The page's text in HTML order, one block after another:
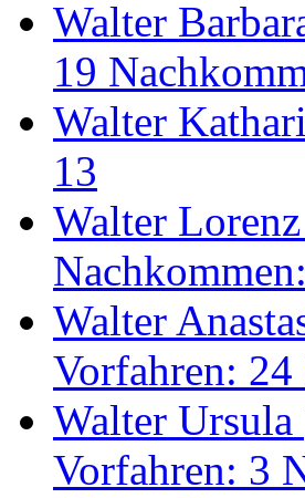
Walter
19
Walter
13
Walter Lorenz
Walter
Vorfahren:
Walter Ursula
Vorfahren: 3